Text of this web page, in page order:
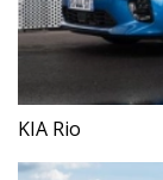
KIA Rio